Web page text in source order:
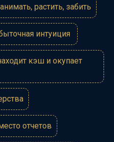
растить, забить
интуиция
кэш и окупает
отчетов